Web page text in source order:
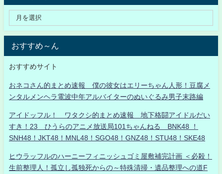
おすすめ～ん
おすすめサイト
おネコさん的まとめ速報 僕の彼女はエリーちゃん人形！豆腐メ
ンタルメンヘラ電波中年アルバイターのぬいぐるみ男子末路編
アイドッフル！ ワタクシ的まとめ速報 地下格闘アイドルだい
すき！23 ひうらのアニメ放送局101ちゃんねる BNK48 ！
SNH48！JKT48！MNL48！SGO48！GNZ48！STU48！SKE48
ヒウラッフルのハーニーフィニッシュゴミ屋敷補完計画 ＜必殺！
生前整理人！孤立し孤独死からの～特殊清掃・遺品整理への道F